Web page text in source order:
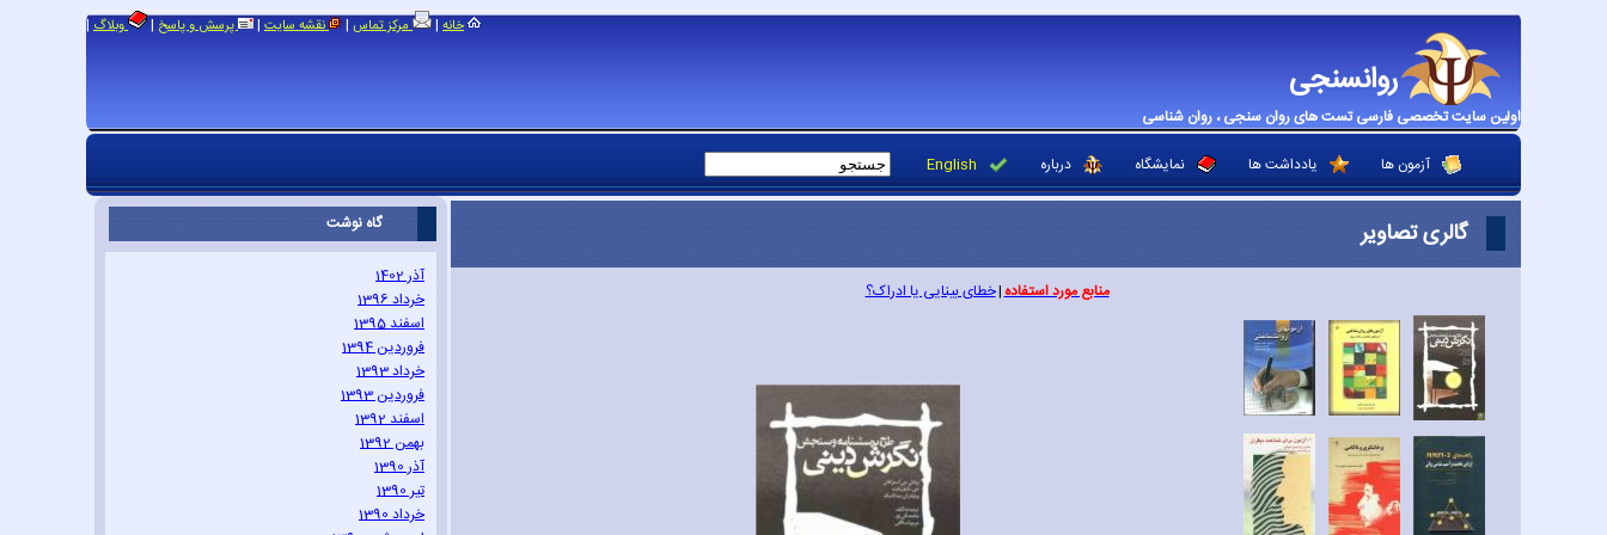
روانسنجی
اولین سایت تخصصی فارسی تست های روان سنجی ، روان شناسی
خانه | مرکز تماس | نقشه سایت | پرسش و پاسخ | وبلاگ |
آزمون ها یادداشت ها نمایشگاه درباره English
گالری تصاویر
منابع مورد استفاده|خطای بینایی یا ادراک؟
گاه نوشت
آذر 1402
خرداد 1396
اسفند 1395
فروردین 1394
خرداد 1393
فروردین 1393
اسفند 1392
بهمن 1392
آذر 1390
تیر 1390
خرداد 1390